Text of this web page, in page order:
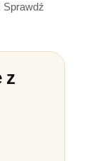
Sprawdź
z